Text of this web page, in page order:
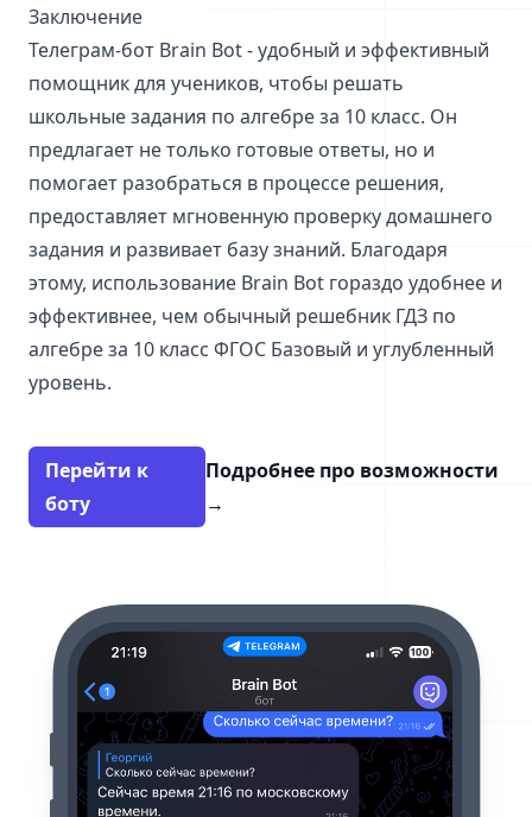
Заключение
Телеграм-бот Brain Bot - удобный и эффективный
помощник для учеников, чтобы решать
школьные задания по алгебре за 10 класс. Он
предлагает не только готовые ответы, но и
помогает разобраться в процессе решения,
предоставляет мгновенную проверку домашнего
задания и развивает базу знаний. Благодаря
этому, использование Brain Bot гораздо удобнее и
эффективнее, чем обычный решебник ГДЗ по
алгебре за 10 класс ФГОС Базовый и углубленный
уровень.
Перейти к
боту
Подробнее про возможности
→